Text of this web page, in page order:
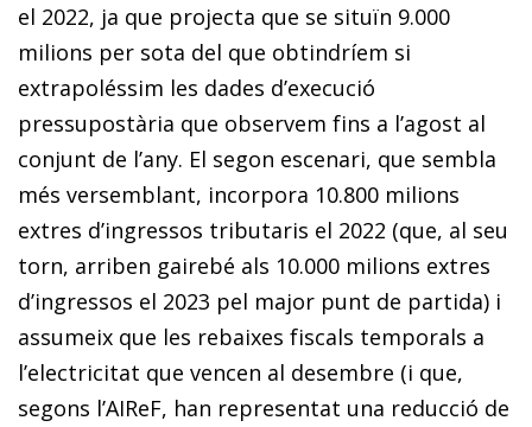
el 2022, ja que projecta que se situïn 9.000
milions per sota del que obtindríem si
extrapoléssim les dades d’execució
pressupostària que observem fins a l’agost al
conjunt de l’any. El segon escenari, que sembla
més versemblant, incorpora 10.800 milions
extres d’ingressos tributaris el 2022 (que, al seu
torn, arriben gairebé als 10.000 milions extres
d’ingressos el 2023 pel major punt de partida) i
assumeix que les rebaixes fiscals temporals a
l’electricitat que vencen al desembre (i que,
segons l’AIReF, han representat una reducció de